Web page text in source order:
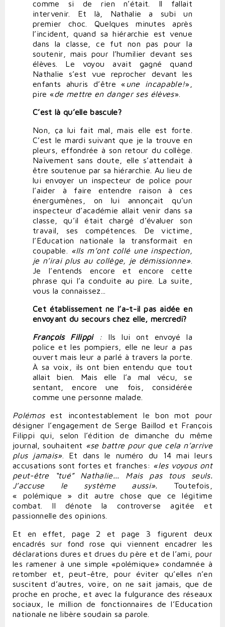
comme si de rien n’était. Il fallait
intervenir. Et là, Nathalie a subi un
premier choc. Quelques minutes après
l’incident, quand sa hiérarchie est venue
dans la classe, ce fut non pas pour la
soutenir, mais pour l’humilier devant ses
élèves. Le voyou avait gagné quand
Nathalie s’est vue reprocher devant les
enfants ahuris d’être « une incapable!»,
pire «de mettre en danger ses élèves».
C’est là qu’elle bascule?
Non, ça lui fait mal, mais elle est forte.
C’est le mardi suivant que je la trouve en
pleurs, effondrée à son retour du collège.
Naïvement sans doute, elle s’attendait à
être soutenue par sa hiérarchie. Au lieu de
lui envoyer un inspecteur de police pour
l’aider à faire entendre raison à ces
énergumènes, on lui annonçait qu’un
inspecteur d’académie allait venir dans sa
classe, qu’il était chargé d’évaluer son
travail, ses compétences. De victime,
l’Education nationale la transformait en
coupable. «Ils m’ont collé une inspection,
je n’irai plus au collège, je démissionne».
Je l’entends encore et encore cette
phrase qui l’a conduite au pire. La suite,
vous la connaissez...
Cet établissement ne l’a-t-il pas aidée en
envoyant du secours chez elle, mercredi?
François Filippi : Ils lui ont envoyé la
police et les pompiers, elle ne leur a pas
ouvert mais leur a parlé à travers la porte.
À sa voix, ils ont bien entendu que tout
allait bien. Mais elle l’a mal vécu, se
sentant, encore une fois, considérée
comme une personne malade.
Polémosest incontestablement le bon mot pour
désigner l’engagement de Serge Baillod et François
Filippi qui, selon l’édition de dimanche du même
journal, souhaitent «se battre pour que cela n’arrive
plus jamais». Et dans le numéro du 14 mai leurs
accusations sont fortes et franches: «les voyous ont
peut-être “tué” Nathalie... Mais pas tous seuls.
J’accuse le système aussi». Toutefois,
« polémique » dit autre chose que ce légitime
combat. Il dénote la controverse agitée et
passionnelle des opinions.
Et en effet, page 2 et page 3 figurent deux
encadrés sur fond rose qui viennent encadrer les
déclarations dures et drues du père et de l’ami, pour
les ramener à une simple «polémique» condamnée à
retomber et, peut-être, pour éviter qu’elles n’en
suscitent d’autres, voire, on ne sait jamais, que de
proche en proche, et avec la fulgurance des réseaux
sociaux, le million de fonctionnaires de l’Education
nationale ne libère soudain sa parole.